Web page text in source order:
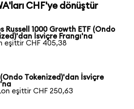
CHF'ye dönüştür
Russell 1000 Growth ETF (Ondo
İsviçre Frangı'na
eşittir CHF 405,38
Tokenized)'dan İsviçre
eşittir CHF 250,63